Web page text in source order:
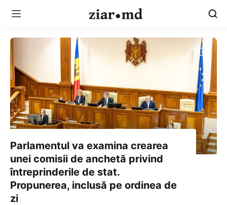
Parlamentul va examina crearea
unei comisii de anchetă privind
întreprinderile de stat.
Propunerea, inclusă pe ordinea de
zi